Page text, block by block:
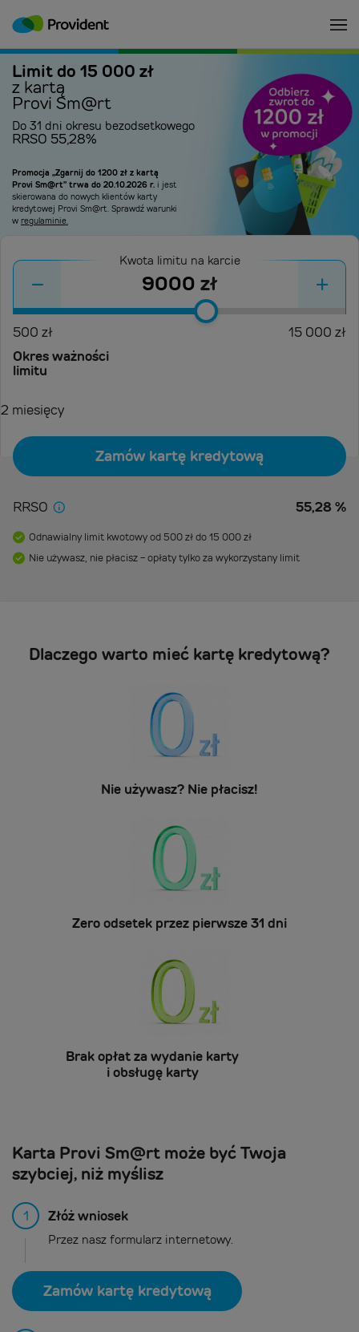
Limit do 15 000 zł
z kartą
Provi Sm@rt
RRSO 55,28%
Do 31 dni okresu bezodsetkowego
Promocja „Zgarnij do 1200 zł z kartą
Provi Sm@rt” trwa do 20.10.2026 r. i jest
skierowana do nowych klientów karty
kredytowej Provi Sm@rt. Sprawdź warunki
w regulaminie.
Kwota limitu na karcie
zł
- +
500 zł 15 000 zł
Okres ważności
limitu
miesięcy
Zamów kartę kredytową
RRSO 55,28 %
Odnawialny limit kwotowy od 500 zł do 15 000 zł
Nie używasz, nie płacisz - opłaty tylko za wykorzystany limit
Dlaczego warto mieć kartę kredytową?
Nie używasz? Nie płacisz!
Zero odsetek przez pierwsze 31 dni
Brak opłat za wydanie karty
i obsługę karty
Karta Provi Sm@rt może być Twoja
szybciej, niż myślisz
1 Złóż wniosek
Przez nasz formularz internetowy.
Zamów kartę kredytową